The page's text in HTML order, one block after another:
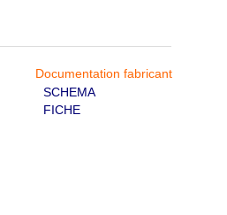
Documentation fabricant
SCHEMA
FICHE